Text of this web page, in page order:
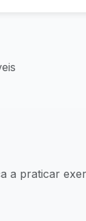
a praticar